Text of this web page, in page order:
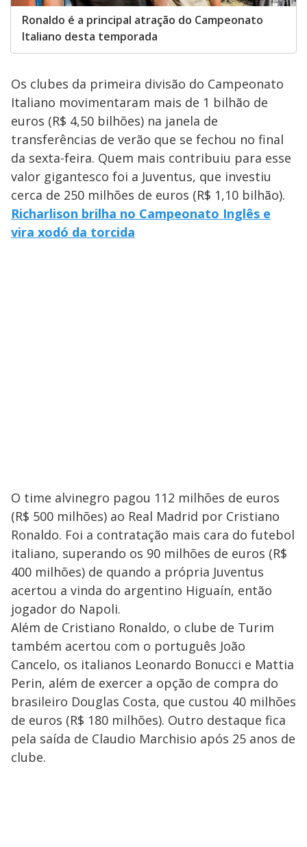
Ronaldo é a principal atração do Campeonato
Italiano desta temporada
Os clubes da primeira divisão do Campeonato
Italiano movimentaram mais de 1 bilhão de
euros (R$ 4,50 bilhões) na janela de
transferências de verão que se fechou no final
da sexta-feira. Quem mais contribuiu para esse
valor gigantesco foi a Juventus, que investiu
cerca de 250 milhões de euros (R$ 1,10 bilhão).
Richarlison brilha no Campeonato Inglês e
vira xodó da torcida
O time alvinegro pagou 112 milhões de euros
(R$ 500 milhões) ao Real Madrid por Cristiano
Ronaldo. Foi a contratação mais cara do futebol
italiano, superando os 90 milhões de euros (R$
400 milhões) de quando a própria Juventus
acertou a vinda do argentino Higuaín, então
jogador do Napoli.
Além de Cristiano Ronaldo, o clube de Turim
também acertou com o português João
Cancelo, os italianos Leonardo Bonucci e Mattia
Perin, além de exercer a opção de compra do
brasileiro Douglas Costa, que custou 40 milhões
de euros (R$ 180 milhões). Outro destaque fica
pela saída de Claudio Marchisio após 25 anos de
clube.